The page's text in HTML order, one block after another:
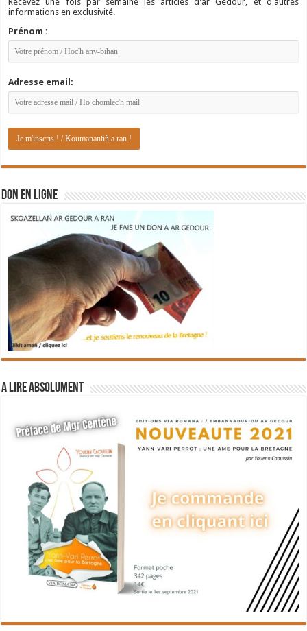
informations en exclusivité.
Prénom :
Adresse email:
DON EN LIGNE
A lire absolument